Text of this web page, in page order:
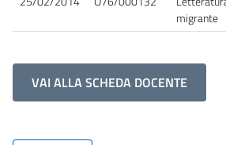
migrante
VAI ALLA SCHEDA DOCENTE